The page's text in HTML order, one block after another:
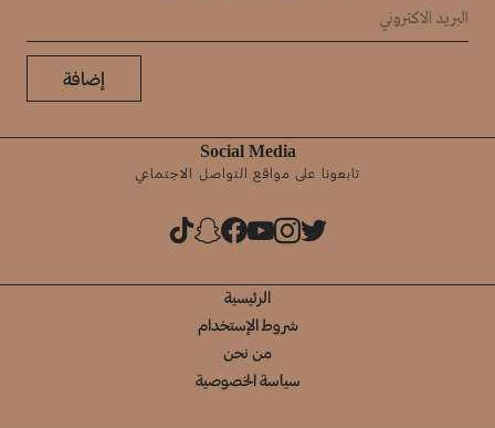
إضافة
Social Media
تابعونا على مواقع التواصل الاجتماعي
الرئيسية
شروط الإستخدام
من نحن
سياسة الخصوصية